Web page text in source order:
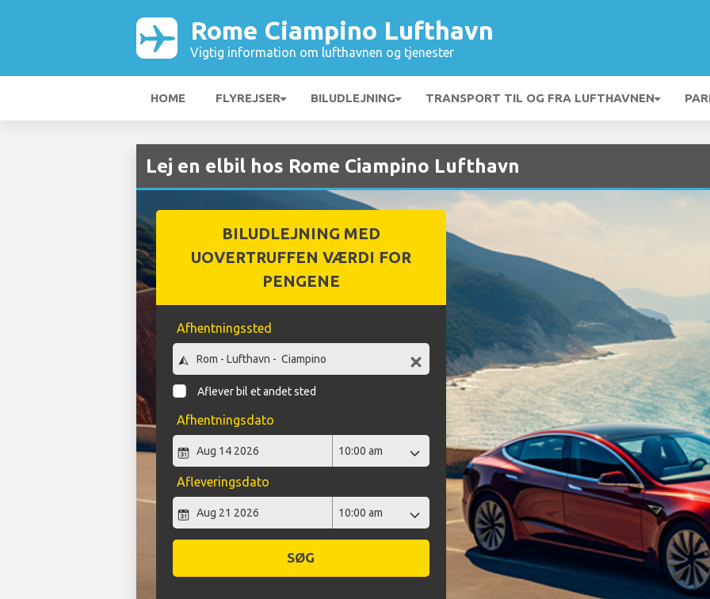
Rome Ciampino Lufthavn
Vigtig information om lufthavnen og tjenester
HOME FLYREJSER BILUDLEJNING TRANSPORT TIL OG FRA LUFTHAVNEN
Lej en elbil hos Rome Ciampino Lufthavn
BILUDLEJNING MED
UOVERTRUFFEN VÆRDI FOR
PENGENE
Afhentningssted
Aflever bil et andet sted
Afhentningsdato
Afleveringsdato
SØG